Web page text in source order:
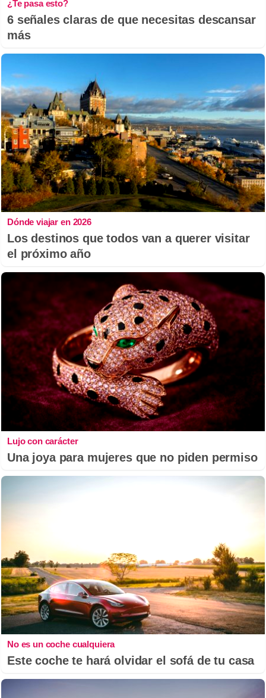
¿Te pasa esto?
6 señales claras de que necesitas descansar
más
Dónde viajar en 2026
Los destinos que todos van a querer visitar
el próximo año
Lujo con carácter
Una joya para mujeres que no piden permiso
No es un coche cualquiera
Este coche te hará olvidar el sofá de tu casa